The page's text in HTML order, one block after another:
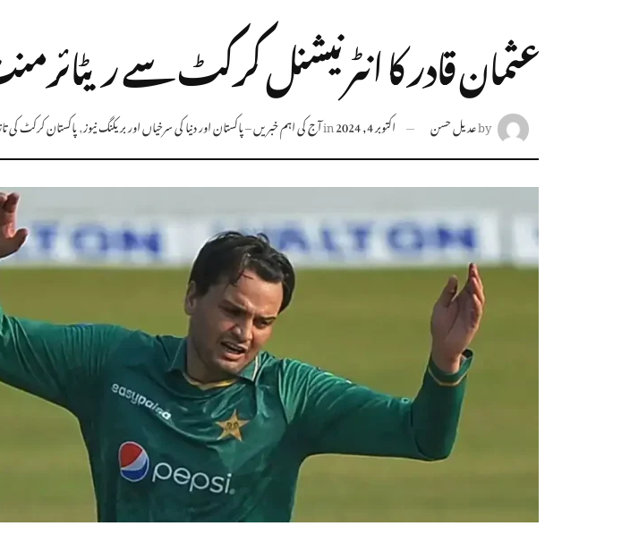
عثمان قادر کا انٹرنیشنل کرکٹ سے
byعدیل حسن اکتوبر 4, 2024 inآج کی اہم خبریں – پاکستان اور دنیا کی سرخیاں اور بریکنگ نیوز,پاکستان کرکٹ کی